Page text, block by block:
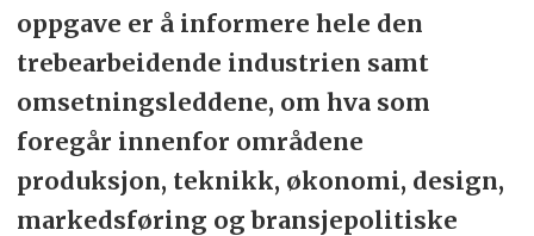
oppgave er å informere hele den
trebearbeidende industrien samt
omsetningsleddene, om hva som
foregår innenfor områdene
produksjon, teknikk, økonomi, design,
markedsføring og bransjepolitiske